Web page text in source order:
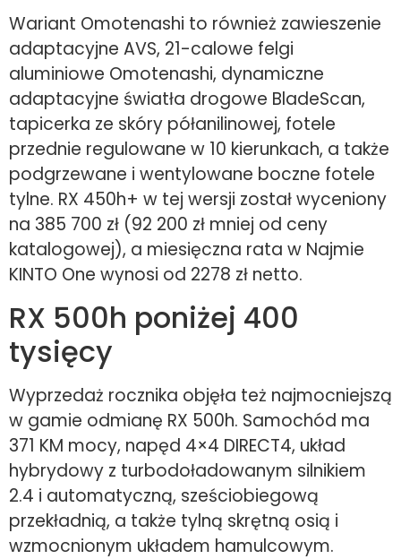
Wariant Omotenashi to również zawieszenie
adaptacyjne AVS, 21-calowe felgi
aluminiowe Omotenashi, dynamiczne
adaptacyjne światła drogowe BladeScan,
tapicerka ze skóry półanilinowej, fotele
przednie regulowane w 10 kierunkach, a także
podgrzewane i wentylowane boczne fotele
tylne. RX 450h+ w tej wersji został wyceniony
na 385 700 zł (92 200 zł mniej od ceny
katalogowej), a miesięczna rata w Najmie
KINTO One wynosi od 2278 zł netto.
RX 500h poniżej 400
tysięcy
Wyprzedaż rocznika objęła też najmocniejszą
w gamie odmianę RX 500h. Samochód ma
371 KM mocy, napęd 4×4 DIRECT4, układ
hybrydowy z turbodoładowanym silnikiem
2.4 i automatyczną, sześciobiegową
przekładnią, a także tylną skrętną osią i
wzmocnionym układem hamulcowym.